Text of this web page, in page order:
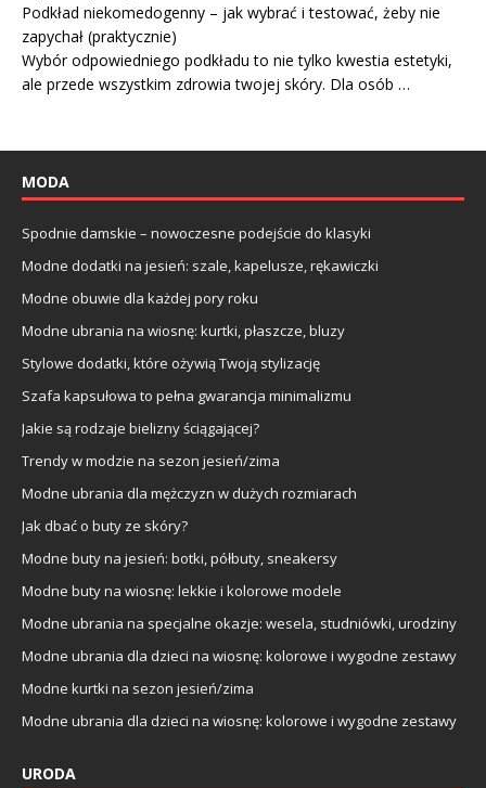
Podkład niekomedogenny – jak wybrać i testować, żeby nie
zapychał (praktycznie)
Wybór odpowiedniego podkładu to nie tylko kwestia estetyki,
ale przede wszystkim zdrowia twojej skóry. Dla osób …
MODA
Spodnie damskie – nowoczesne podejście do klasyki
Modne dodatki na jesień: szale, kapelusze, rękawiczki
Modne obuwie dla każdej pory roku
Modne ubrania na wiosnę: kurtki, płaszcze, bluzy
Stylowe dodatki, które ożywią Twoją stylizację
Szafa kapsułowa to pełna gwarancja minimalizmu
Jakie są rodzaje bielizny ściągającej?
Trendy w modzie na sezon jesień/zima
Modne ubrania dla mężczyzn w dużych rozmiarach
Jak dbać o buty ze skóry?
Modne buty na jesień: botki, półbuty, sneakersy
Modne buty na wiosnę: lekkie i kolorowe modele
Modne ubrania na specjalne okazje: wesela, studniówki, urodziny
Modne ubrania dla dzieci na wiosnę: kolorowe i wygodne zestawy
Modne kurtki na sezon jesień/zima
Modne ubrania dla dzieci na wiosnę: kolorowe i wygodne zestawy
URODA